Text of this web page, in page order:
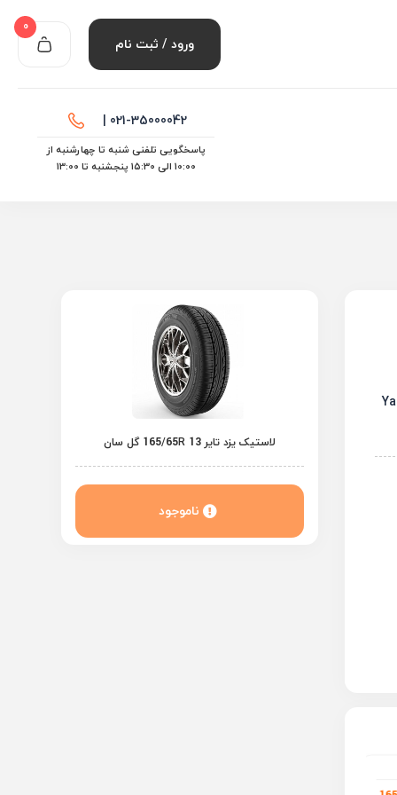
ورود / ثبت نام
0
021-35000042 |
پاسخگویی تلفنی شنبه تا چهارشنبه از
10:00 الی ۱۵:30 پنجشنبه تا 13:00
لاستیک یزد تایر 165/65R 13 گل سان
ناموجود